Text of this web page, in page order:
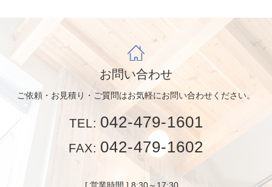
お問い合わせ
ご依頼・お見積り・ご質問はお気軽にお問い合わせください。
TEL: 042-479-1601
FAX: 042-479-1602
[ 営業時間 ] 8:30～17:30